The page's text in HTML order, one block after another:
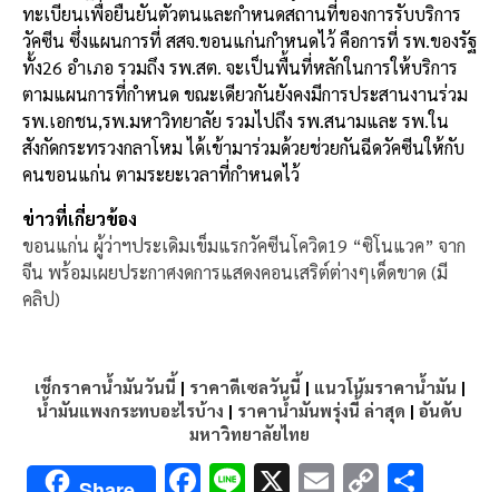
ทะเบียนเพื่อยืนยันตัวตนและกำหนดสถานที่ของการรับบริการ
วัคซีน ซึ่งแผนการที่ สสจ.ขอนแก่นกำหนดไว้ คือการที่ รพ.ของรัฐ
ทั้ง26 อำเภอ รวมถึง รพ.สต. จะเป็นพื้นที่หลักในการให้บริการ
ตามแผนการที่กำหนด ขณะเดียวกันยังคงมีการประสานงานร่วม
รพ.เอกชน,รพ.มหาวิทยาลัย รวมไปถึง รพ.สนามและ รพ.ใน
สังกัดกระทรวงกลาโหม ได้เข้ามาร่วมด้วยช่วยกันฉีดวัคซีนให้กับ
คนขอนแก่น ตามระยะเวลาที่กำหนดไว้
ข่าวที่เกี่ยวข้อง
ขอนแก่น ผู้ว่าฯประเดิมเข็มแรกวัคซีนโควิด19 “ซิโนแวค” จาก
จีน พร้อมเผยประกาศงดการแสดงคอนเสริต์ต่างๆเด็ดขาด (มี
คลิป)
เช็กราคาน้ำมันวันนี้ | ราคาดีเซลวันนี้ | แนวโน้มราคาน้ำมัน |
น้ำมันแพงกระทบอะไรบ้าง | ราคาน้ำมันพรุ่งนี้ ล่าสุด | อันดับ
มหาวิทยาลัยไทย
F Li X E C